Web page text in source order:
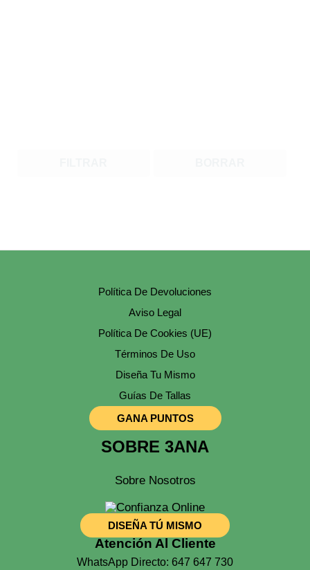
Política De Devoluciones
Aviso Legal
Política De Cookies (UE)
Términos De Uso
Diseña Tu Mismo
Guías De Tallas
GANA PUNTOS
SOBRE 3ANA
Sobre Nosotros
DISEÑA TÚ MISMO
Atención Al Cliente
WhatsApp Directo: 647 647 730